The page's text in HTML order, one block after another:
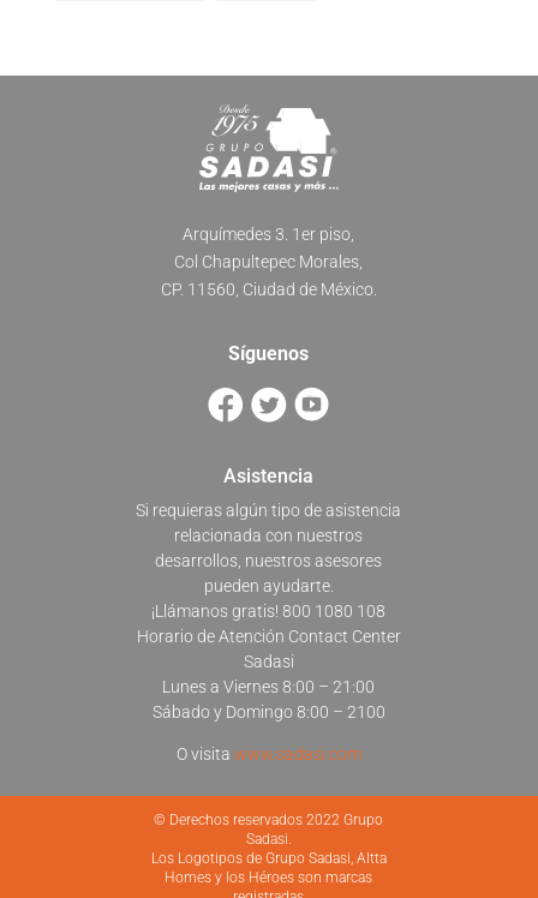
Arquímedes 3. 1er piso,
Col Chapultepec Morales,
CP. 11560, Ciudad de México.
Síguenos
Asistencia
Si requieras algún tipo de asistencia
relacionada con nuestros
desarrollos, nuestros asesores
pueden ayudarte.
¡Llámanos gratis! 800 1080 108
Horario de Atención Contact Center
Sadasi
Lunes a Viernes 8:00 – 21:00
Sábado y Domingo 8:00 – 2100
O visita www.sadasi.com
© Derechos reservados 2022 Grupo
Sadasi.
Los Logotipos de Grupo Sadasi, Altta
Homes y los Héroes son marcas